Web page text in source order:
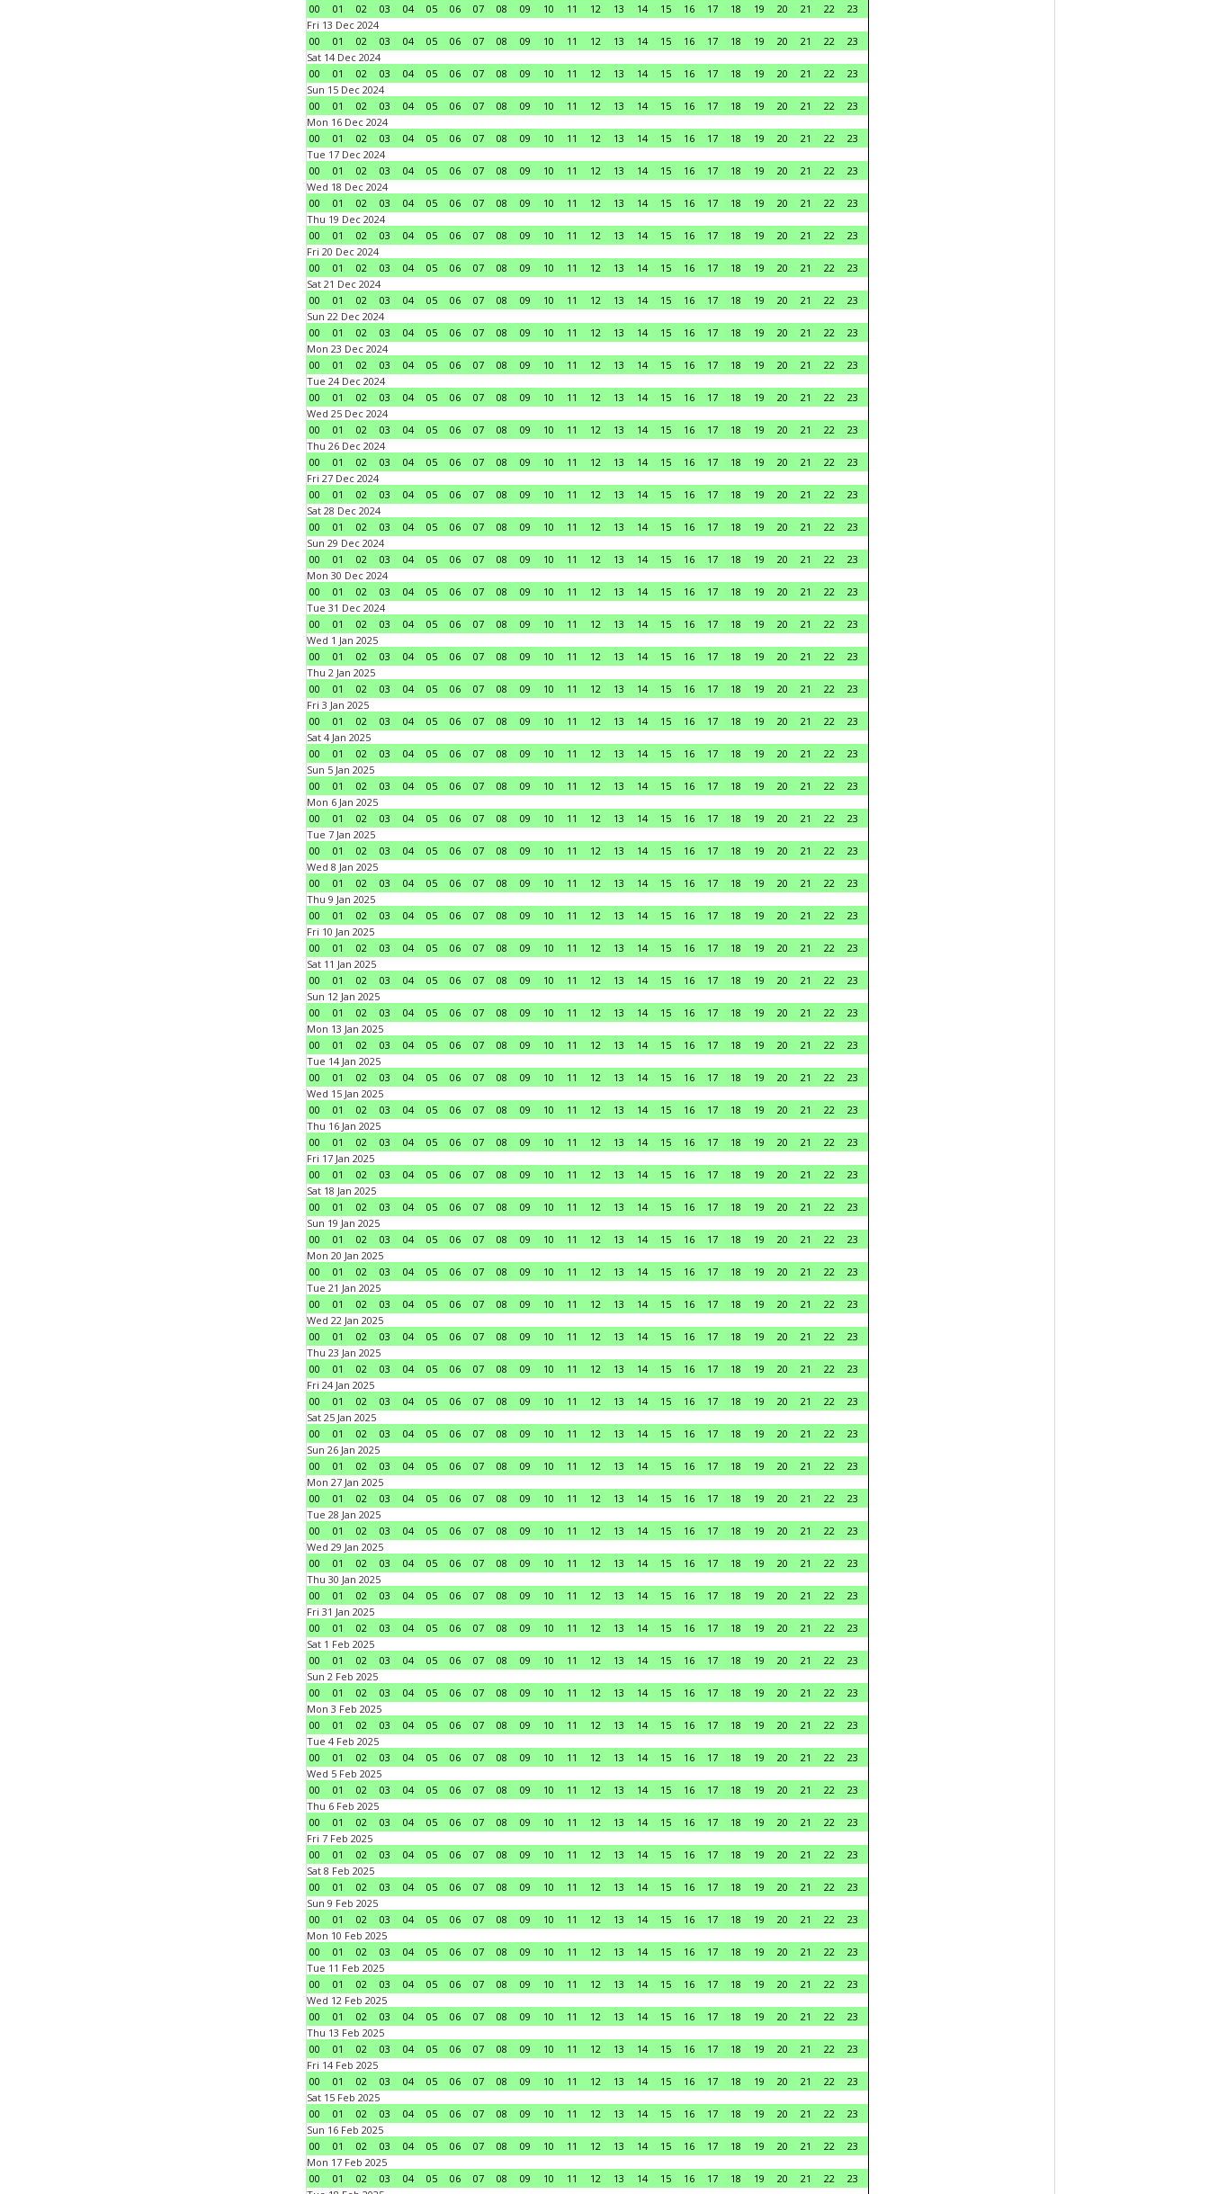
00
01 02 03 04 05 06 07 08 09 10 11 12 13 14 15 16 17 18 19 20 21 22
23
Fri 13 Dec 2024
00
01 02 03 04 05 06 07 08 09 10 11 12 13 14 15 16 17 18 19 20 21 22
23
Sat 14 Dec 2024
00
01 02 03 04 05 06 07 08 09 10 11 12 13 14 15 16 17 18 19 20 21 22
23
Sun 15 Dec 2024
00
01 02 03 04 05 06 07 08 09 10 11 12 13 14 15 16 17 18 19 20 21 22
23
Mon 16 Dec 2024
00
01 02 03 04 05 06 07 08 09 10 11 12 13 14 15 16 17 18 19 20 21 22
23
Tue 17 Dec 2024
00
01 02 03 04 05 06 07 08 09 10 11 12 13 14 15 16 17 18 19 20 21 22
23
Wed 18 Dec 2024
00
01 02 03 04 05 06 07 08 09 10 11 12 13 14 15 16 17 18 19 20 21 22
23
Thu 19 Dec 2024
00
01 02 03 04 05 06 07 08 09 10 11 12 13 14 15 16 17 18 19 20 21 22
23
Fri 20 Dec 2024
00
01 02 03 04 05 06 07 08 09 10 11 12 13 14 15 16 17 18 19 20 21 22
23
Sat 21 Dec 2024
00
01 02 03 04 05 06 07 08 09 10 11 12 13 14 15 16 17 18 19 20 21 22
23
Sun 22 Dec 2024
00
01 02 03 04 05 06 07 08 09 10 11 12 13 14 15 16 17 18 19 20 21 22
23
Mon 23 Dec 2024
00
01 02 03 04 05 06 07 08 09 10 11 12 13 14 15 16 17 18 19 20 21 22
23
Tue 24 Dec 2024
00
01 02 03 04 05 06 07 08 09 10 11 12 13 14 15 16 17 18 19 20 21 22
23
Wed 25 Dec 2024
00
01 02 03 04 05 06 07 08 09 10 11 12 13 14 15 16 17 18 19 20 21 22
23
Thu 26 Dec 2024
00
01 02 03 04 05 06 07 08 09 10 11 12 13 14 15 16 17 18 19 20 21 22
23
Fri 27 Dec 2024
00
01 02 03 04 05 06 07 08 09 10 11 12 13 14 15 16 17 18 19 20 21 22
23
Sat 28 Dec 2024
00
01 02 03 04 05 06 07 08 09 10 11 12 13 14 15 16 17 18 19 20 21 22
23
Sun 29 Dec 2024
00
01 02 03 04 05 06 07 08 09 10 11 12 13 14 15 16 17 18 19 20 21 22
23
Mon 30 Dec 2024
00
01 02 03 04 05 06 07 08 09 10 11 12 13 14 15 16 17 18 19 20 21 22
23
Tue 31 Dec 2024
00
01 02 03 04 05 06 07 08 09 10 11 12 13 14 15 16 17 18 19 20 21 22
23
Wed 1 Jan 2025
00
01 02 03 04 05 06 07 08 09 10 11 12 13 14 15 16 17 18 19 20 21 22
23
Thu 2 Jan 2025
00
01 02 03 04 05 06 07 08 09 10 11 12 13 14 15 16 17 18 19 20 21 22
23
Fri 3 Jan 2025
00
01 02 03 04 05 06 07 08 09 10 11 12 13 14 15 16 17 18 19 20 21 22
23
Sat 4 Jan 2025
00
01 02 03 04 05 06 07 08 09 10 11 12 13 14 15 16 17 18 19 20 21 22
23
Sun 5 Jan 2025
00
01 02 03 04 05 06 07 08 09 10 11 12 13 14 15 16 17 18 19 20 21 22
23
Mon 6 Jan 2025
00
01 02 03 04 05 06 07 08 09 10 11 12 13 14 15 16 17 18 19 20 21 22
23
Tue 7 Jan 2025
00
01 02 03 04 05 06 07 08 09 10 11 12 13 14 15 16 17 18 19 20 21 22
23
Wed 8 Jan 2025
00
01 02 03 04 05 06 07 08 09 10 11 12 13 14 15 16 17 18 19 20 21 22
23
Thu 9 Jan 2025
00
01 02 03 04 05 06 07 08 09 10 11 12 13 14 15 16 17 18 19 20 21 22
23
Fri 10 Jan 2025
00
01 02 03 04 05 06 07 08 09 10 11 12 13 14 15 16 17 18 19 20 21 22
23
Sat 11 Jan 2025
00
01 02 03 04 05 06 07 08 09 10 11 12 13 14 15 16 17 18 19 20 21 22
23
Sun 12 Jan 2025
00
01 02 03 04 05 06 07 08 09 10 11 12 13 14 15 16 17 18 19 20 21 22
23
Mon 13 Jan 2025
00
01 02 03 04 05 06 07 08 09 10 11 12 13 14 15 16 17 18 19 20 21 22
23
Tue 14 Jan 2025
00
01 02 03 04 05 06 07 08 09 10 11 12 13 14 15 16 17 18 19 20 21 22
23
Wed 15 Jan 2025
00
01 02 03 04 05 06 07 08 09 10 11 12 13 14 15 16 17 18 19 20 21 22
23
Thu 16 Jan 2025
00
01 02 03 04 05 06 07 08 09 10 11 12 13 14 15 16 17 18 19 20 21 22
23
Fri 17 Jan 2025
00
01 02 03 04 05 06 07 08 09 10 11 12 13 14 15 16 17 18 19 20 21 22
23
Sat 18 Jan 2025
00
01 02 03 04 05 06 07 08 09 10 11 12 13 14 15 16 17 18 19 20 21 22
23
Sun 19 Jan 2025
00
01 02 03 04 05 06 07 08 09 10 11 12 13 14 15 16 17 18 19 20 21 22
23
Mon 20 Jan 2025
00
01 02 03 04 05 06 07 08 09 10 11 12 13 14 15 16 17 18 19 20 21 22
23
Tue 21 Jan 2025
00
01 02 03 04 05 06 07 08 09 10 11 12 13 14 15 16 17 18 19 20 21 22
23
Wed 22 Jan 2025
00
01 02 03 04 05 06 07 08 09 10 11 12 13 14 15 16 17 18 19 20 21 22
23
Thu 23 Jan 2025
00
01 02 03 04 05 06 07 08 09 10 11 12 13 14 15 16 17 18 19 20 21 22
23
Fri 24 Jan 2025
00
01 02 03 04 05 06 07 08 09 10 11 12 13 14 15 16 17 18 19 20 21 22
23
Sat 25 Jan 2025
00
01 02 03 04 05 06 07 08 09 10 11 12 13 14 15 16 17 18 19 20 21 22
23
Sun 26 Jan 2025
00
01 02 03 04 05 06 07 08 09 10 11 12 13 14 15 16 17 18 19 20 21 22
23
Mon 27 Jan 2025
00
01 02 03 04 05 06 07 08 09 10 11 12 13 14 15 16 17 18 19 20 21 22
23
Tue 28 Jan 2025
00
01 02 03 04 05 06 07 08 09 10 11 12 13 14 15 16 17 18 19 20 21 22
23
Wed 29 Jan 2025
00
01 02 03 04 05 06 07 08 09 10 11 12 13 14 15 16 17 18 19 20 21 22
23
Thu 30 Jan 2025
00
01 02 03 04 05 06 07 08 09 10 11 12 13 14 15 16 17 18 19 20 21 22
23
Fri 31 Jan 2025
00
01 02 03 04 05 06 07 08 09 10 11 12 13 14 15 16 17 18 19 20 21 22
23
Sat 1 Feb 2025
00
01 02 03 04 05 06 07 08 09 10 11 12 13 14 15 16 17 18 19 20 21 22
23
Sun 2 Feb 2025
00
01 02 03 04 05 06 07 08 09 10 11 12 13 14 15 16 17 18 19 20 21 22
23
Mon 3 Feb 2025
00
01 02 03 04 05 06 07 08 09 10 11 12 13 14 15 16 17 18 19 20 21 22
23
Tue 4 Feb 2025
00
01 02 03 04 05 06 07 08 09 10 11 12 13 14 15 16 17 18 19 20 21 22
23
Wed 5 Feb 2025
00
01 02 03 04 05 06 07 08 09 10 11 12 13 14 15 16 17 18 19 20 21 22
23
Thu 6 Feb 2025
00
01 02 03 04 05 06 07 08 09 10 11 12 13 14 15 16 17 18 19 20 21 22
23
Fri 7 Feb 2025
00
01 02 03 04 05 06 07 08 09 10 11 12 13 14 15 16 17 18 19 20 21 22
23
Sat 8 Feb 2025
00
01 02 03 04 05 06 07 08 09 10 11 12 13 14 15 16 17 18 19 20 21 22
23
Sun 9 Feb 2025
00
01 02 03 04 05 06 07 08 09 10 11 12 13 14 15 16 17 18 19 20 21 22
23
Mon 10 Feb 2025
00
01 02 03 04 05 06 07 08 09 10 11 12 13 14 15 16 17 18 19 20 21 22
23
Tue 11 Feb 2025
00
01 02 03 04 05 06 07 08 09 10 11 12 13 14 15 16 17 18 19 20 21 22
23
Wed 12 Feb 2025
00
01 02 03 04 05 06 07 08 09 10 11 12 13 14 15 16 17 18 19 20 21 22
23
Thu 13 Feb 2025
00
01 02 03 04 05 06 07 08 09 10 11 12 13 14 15 16 17 18 19 20 21 22
23
Fri 14 Feb 2025
00
01 02 03 04 05 06 07 08 09 10 11 12 13 14 15 16 17 18 19 20 21 22
23
Sat 15 Feb 2025
00
01 02 03 04 05 06 07 08 09 10 11 12 13 14 15 16 17 18 19 20 21 22
23
Sun 16 Feb 2025
00
01 02 03 04 05 06 07 08 09 10 11 12 13 14 15 16 17 18 19 20 21 22
23
Mon 17 Feb 2025
00
01 02 03 04 05 06 07 08 09 10 11 12 13 14 15 16 17 18 19 20 21 22
23